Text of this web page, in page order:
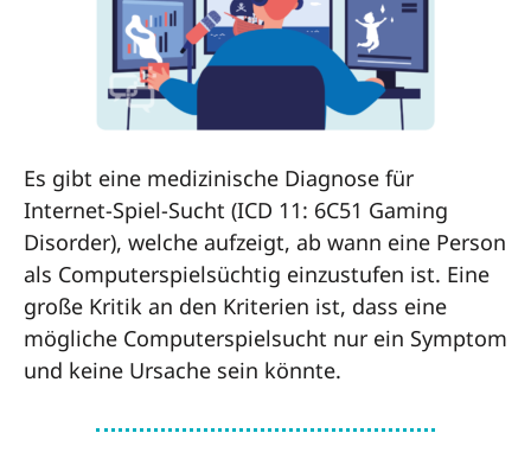
Es gibt eine medizinische Diagnose für
Internet-Spiel-Sucht (ICD 11: 6C51 Gaming
Disorder), welche aufzeigt, ab wann eine Person
als Computerspielsüchtig einzustufen ist. Eine
große Kritik an den Kriterien ist, dass eine
mögliche Computerspielsucht nur ein Symptom
und keine Ursache sein könnte.